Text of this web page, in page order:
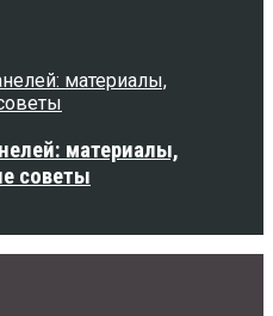
материалы,
советы